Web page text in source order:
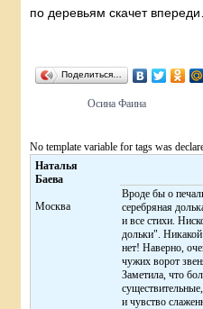
по деревьям скачет
Поделиться…
Осина Фаина
No template variable for tags was
Наталья
Баева
Москва
Вроде бы о
серебряная
и все стихи.
дольки".
нет! Наверно,
чужих ворот
Заметила, что
и чувство